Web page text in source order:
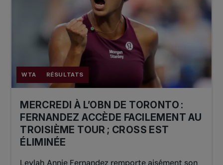
WTA RÉSULTATS
MERCREDI À L’OBN DE TORONTO :
FERNANDEZ ACCÈDE FACILEMENT AU
TROISIÈME TOUR ; CROSS EST
ÉLIMINÉE